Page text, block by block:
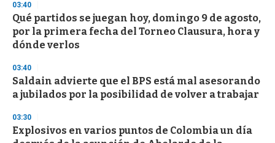
d
s
o
f
3
s
e
c
o
d
s
03:40
Qué partidos se juegan hoy, domingo 9 de agosto,
por la primera fecha del Torneo Clausura, hora y
dónde verlos
03:40
Saldain advierte que el BPS está mal asesorando
a jubilados por la posibilidad de volver a trabajar
03:30
Explosivos en varios puntos de Colombia un día